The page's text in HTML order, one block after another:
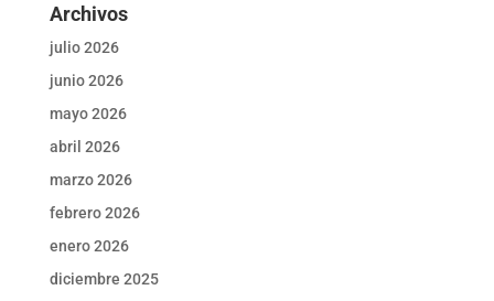
Archivos
julio 2026
junio 2026
mayo 2026
abril 2026
marzo 2026
febrero 2026
enero 2026
diciembre 2025